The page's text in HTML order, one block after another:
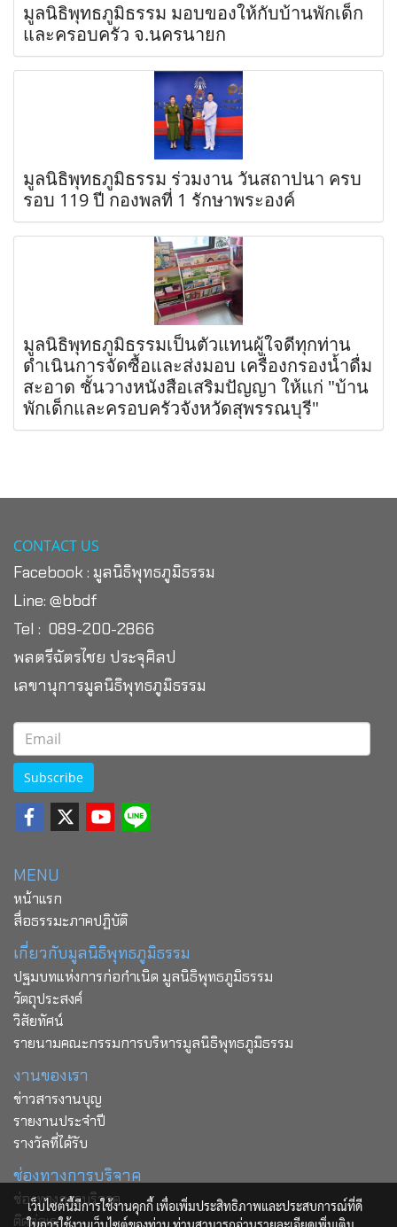
มูลนิธิพุทธภูมิธรรม มอบของให้กับบ้านพักเด็ก
และครอบครัว จ.นครนายก
มูลนิธิพุทธภูมิธรรม ร่วมงาน วันสถาปนา ครบ
รอบ 119 ปี กองพลที่ 1 รักษาพระองค์
มูลนิธิพุทธภูมิธรรมเป็นตัวแทนผู้ใจดีทุกท่าน
ดำเนินการจัดซื้อและส่งมอบ เครื่องกรองน้ำดื่ม
สะอาด ชั้นวางหนังสือเสริมปัญญา ให้แก่ "บ้าน
พักเด็กและครอบครัวจังหวัดสุพรรณบุรี"
CONTACT US
Facebook : มูลนิธิพุทธภูมิธรรม
Line: @bbdf
Tel : 089-200-2866
พลตรีฉัตรไชย ประจุศิลป
เลขานุการมูลนิธิพุทธภูมิธรรม
Subscribe
MENU
หน้าแรก
สื่อธรรมะภาคปฏิบัติ
เกี่ยวกับมูลนิธิพุทธภูมิธรรม
ปฐมบทแห่งการก่อกำเนิด มูลนิธิพุทธภูมิธรรม
วัตถุประสงค์
วิสัยทัศน์
รายนามคณะกรรมการบริหารมูลนิธิพุทธภูมิธรรม
งานของเรา
ข่าวสารงานบุญ
รายงานประจำปี
รางวัลที่ได้รับ
ช่องทางการบริจาค
ช่องทางการบริจาค
ติดต่อเรา
เว็บไซต์นี้มีการใช้งานคุกกี้ เพื่อเพิ่มประสิทธิภาพและประสบการณ์ที่ดี